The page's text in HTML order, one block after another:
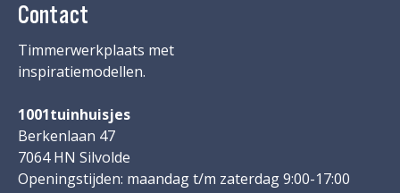
Contact
Timmerwerkplaats met
inspiratiemodellen.
1001tuinhuisjes
Berkenlaan 47
7064 HN Silvolde
Openingstijden: maandag t/m zaterdag 9:00-17:00